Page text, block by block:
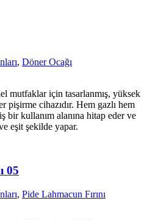
, Döner Ocağı
mutfaklar için tasarlanmış, yüksek
pişirme cihazıdır. Hem gazlı hem
bir kullanım alanına hitap eder ve
eşit şekilde yapar.
05
, Pide Lahmacun Fırını